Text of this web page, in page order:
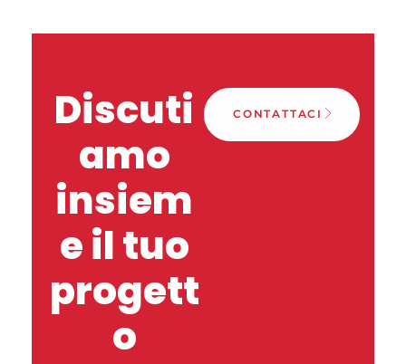
Discuti
amo
insiem
e il tuo
progett
o
CONTATTACI